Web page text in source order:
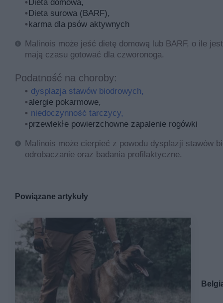
Dieta domowa,
Dieta surowa (BARF),
karma dla psów aktywnych
Malinois może jeść dietę domową lub BARF, o ile
mają czasu gotować dla czworonoga.
Podatność na choroby:
dysplazja stawów biodrowych,
alergie pokarmowe,
niedoczynność tarczycy,
przewlekłe powierzchowne zapalenie rogówki
Malinois może cierpieć z powodu dysplazji stawów
odrobaczanie oraz badania profilaktyczne.
Powiązane artykuły